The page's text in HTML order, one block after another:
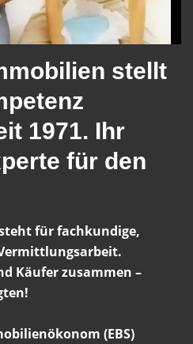
stellt
1971. Ihr
für den
für fachkundige,
Käufer zusammen –
(EBS)